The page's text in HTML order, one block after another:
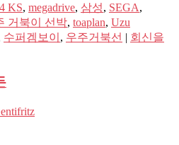
KS, megadrive, 삼성, SEGA,
거북이 선박, toaplan, Uzu
수퍼겜보이 , 우주거북선 | 회신을